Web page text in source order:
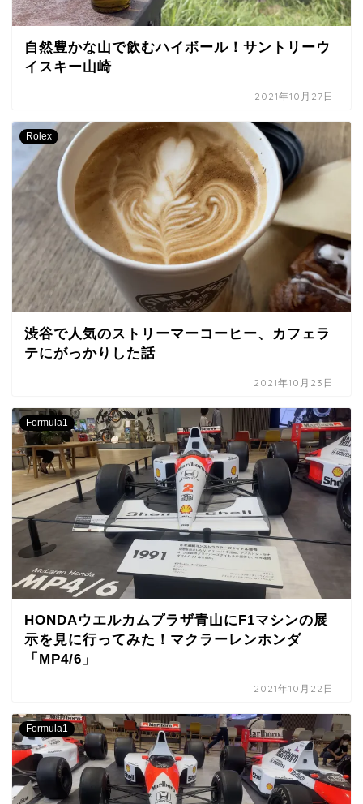
自然豊かな山で飲むハイボール！サントリーウ
イスキー山崎
2021年10月27日
Rolex
渋谷で人気のストリーマーコーヒー、カフェラ
テにがっかりした話
2021年10月23日
Formula1
HONDAウエルカムプラザ青山にF1マシンの展
示を見に行ってみた！マクラーレンホンダ
「MP4/6」
2021年10月22日
Formula1